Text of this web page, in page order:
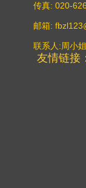
传真: 020-
邮箱:
联系人:周小
友情链接